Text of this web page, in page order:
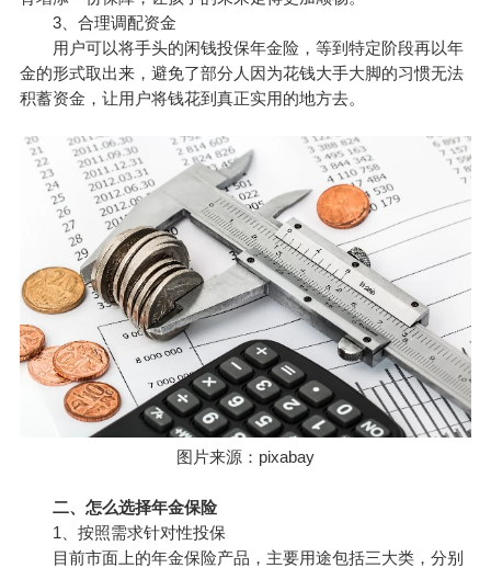
3、合理调配资金
用户可以将手头的闲钱投保年金险，等到特定阶段再以年
金的形式取出来，避免了部分人因为花钱大手大脚的习惯无法
积蓄资金，让用户将钱花到真正实用的地方去。
图片来源：pixabay
二、怎么选择年金保险
1、按照需求针对性投保
目前市面上的年金保险产品，主要用途包括三大类，分别